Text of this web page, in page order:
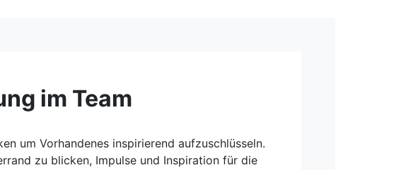
im Team
um Vorhandenes inspirierend aufzuschlüsseln.
zu blicken, Impulse und Inspiration für die